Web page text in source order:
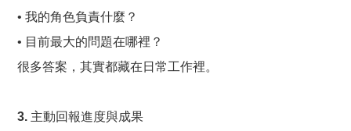
• 我的角色負責什麼？
• 目前最大的問題在哪裡？
很多答案，其實都藏在日常工作裡。
3. 主動回報進度與成果